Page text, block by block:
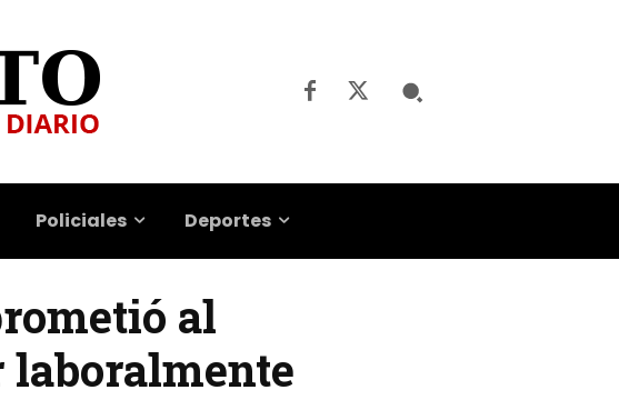
Policiales Deportes
al
laboralmente